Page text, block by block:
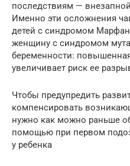
последствиям —
Именно эти осложнения
детей с синдромом
женщину с синдромом
беременности:
увеличивает риск ее
Чтобы предупредить
компенсировать
нужно как можно раньше
помощью при первом
у ребенка